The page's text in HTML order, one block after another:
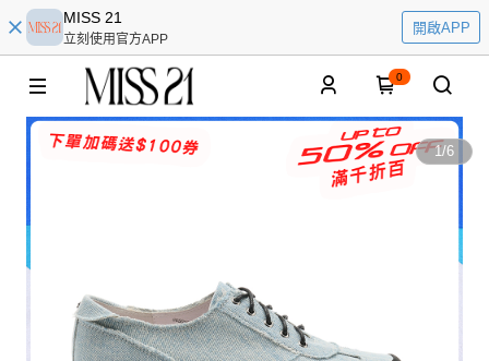
MISS 21
立刻使用官方APP
開啟APP
0
1/6